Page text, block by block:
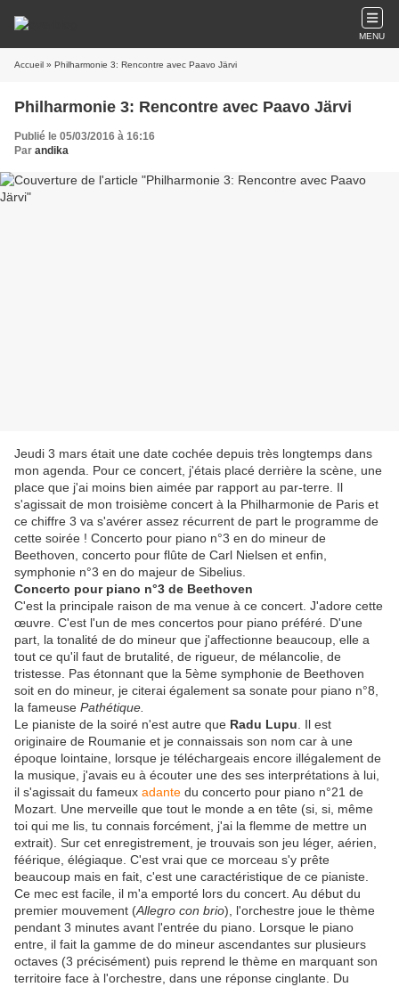
MENU
Accueil » Philharmonie 3: Rencontre avec Paavo Järvi
Philharmonie 3: Rencontre avec Paavo Järvi
Publié le 05/03/2016 à 16:16
Par andika
Jeudi 3 mars était une date cochée depuis très longtemps dans
mon agenda. Pour ce concert, j'étais placé derrière la scène, une
place que j'ai moins bien aimée par rapport au par-terre. Il
s'agissait de mon troisième concert à la Philharmonie de Paris et
ce chiffre 3 va s'avérer assez récurrent de part le programme de
cette soirée ! Concerto pour piano n°3 en do mineur de
Beethoven, concerto pour flûte de Carl Nielsen et enfin,
symphonie n°3 en do majeur de Sibelius.
Concerto pour piano n°3 de Beethoven
C'est la principale raison de ma venue à ce concert. J'adore cette
œuvre. C'est l'un de mes concertos pour piano préféré. D'une
part, la tonalité de do mineur que j'affectionne beaucoup, elle a
tout ce qu'il faut de brutalité, de rigueur, de mélancolie, de
tristesse. Pas étonnant que la 5ème symphonie de Beethoven
soit en do mineur, je citerai également sa sonate pour piano n°8,
la fameuse Pathétique.
Le pianiste de la soiré n'est autre que Radu Lupu . Il est
originaire de Roumanie et je connaissais son nom car à une
époque lointaine, lorsque je téléchargeais encore illégalement de
la musique, j'avais eu à écouter une des ses interprétations à lui,
il s'agissait du fameux adante du concerto pour piano n°21 de
Mozart. Une merveille que tout le monde a en tête (si, si, même
toi qui me lis, tu connais forcément, j'ai la flemme de mettre un
extrait). Sur cet enregistrement, je trouvais son jeu léger, aérien,
féérique, élégiaque. C'est vrai que ce morceau s'y prête
beaucoup mais en fait, c'est une caractéristique de ce pianiste.
Ce mec est facile, il m'a emporté lors du concert. Au début du
premier mouvement (Allegro con brio), l'orchestre joue le thème
pendant 3 minutes avant l'entrée du piano. Lorsque le piano
entre, il fait la gamme de do mineur ascendantes sur plusieurs
octaves (3 précisément) puis reprend le thème en marquant son
territoire face à l'orchestre, dans une réponse cinglante. Du